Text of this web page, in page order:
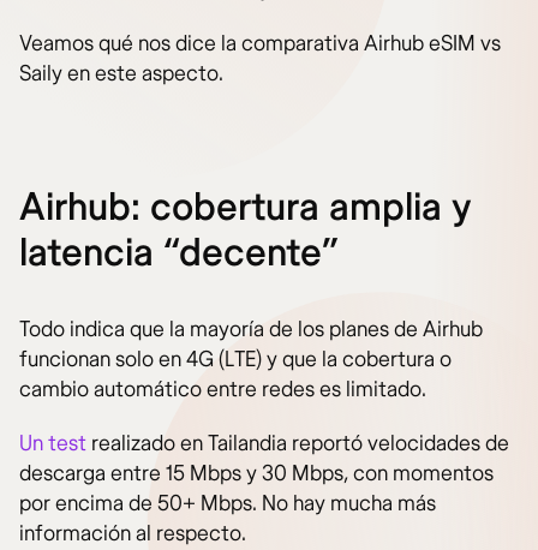
Veamos qué nos dice la comparativa Airhub eSIM vs
Saily en este aspecto.
Airhub: cobertura amplia y
latencia “decente”
Todo indica que la mayoría de los planes de Airhub
funcionan solo en 4G (LTE) y que la cobertura o
cambio automático entre redes es limitado.
Un test realizado en Tailandia reportó velocidades de
descarga entre 15 Mbps y 30 Mbps, con momentos
por encima de 50+ Mbps. No hay mucha más
información al respecto.